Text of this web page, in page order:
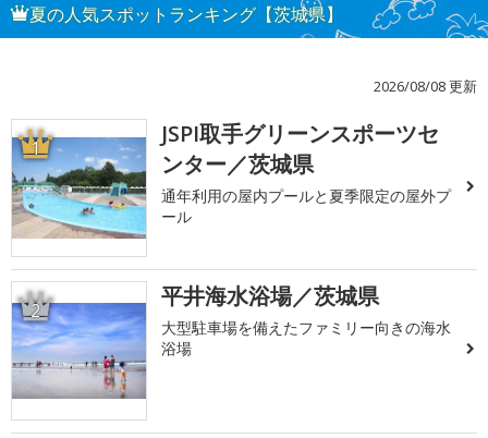
夏の人気スポットランキング【茨城県】
2026/08/08 更新
1
JSPI取手グリーンスポーツセ
ンター／茨城県
通年利用の屋内プールと夏季限定の屋外プ
ール
2 平井海水浴場／茨城県
大型駐車場を備えたファミリー向きの海水
浴場